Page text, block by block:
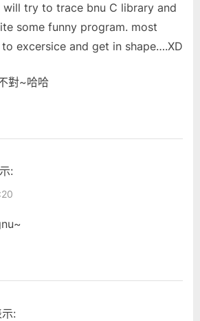
will try to trace bnu C library and
some funny program. most
excersice and get in shape….XD
對~哈哈
:
: